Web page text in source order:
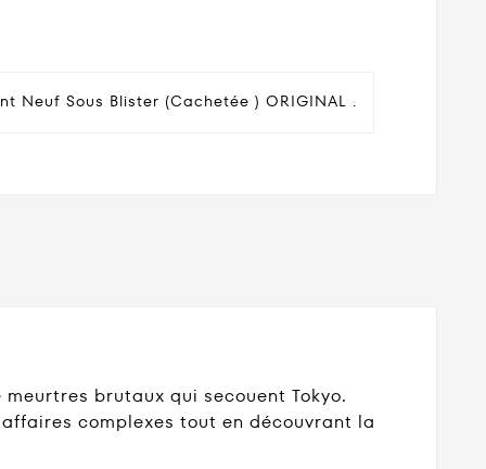
Neuf Sous Blister (cachetée ) ORIGINAL .
brutaux qui secouent Tokyo.
complexes tout en découvrant la